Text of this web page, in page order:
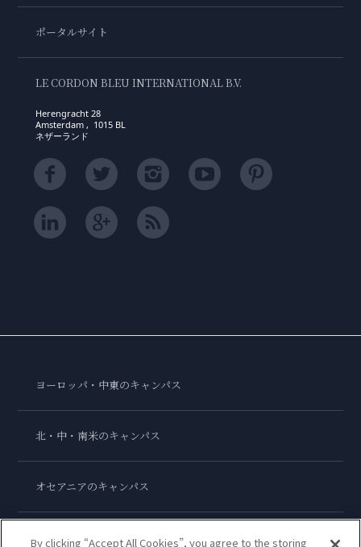
ポータルサイト
LE CORDON BLEU INTERNATIONAL B.V.
Herengracht 28
Amsterdam , 1015 BL
ネザーランド
ヨーロッパ・中東のキャンパス
北・中・南米のキャンパス
オセアニアのキャンパス
アジアのキャンパス
By clicking “Accept All Cookies”, you agree to the storing